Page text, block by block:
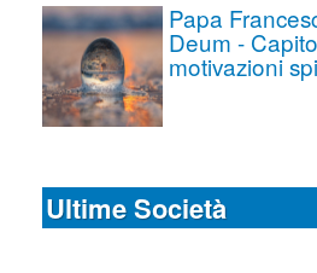
Papa
Deum -
motivazioni
Ultime Società